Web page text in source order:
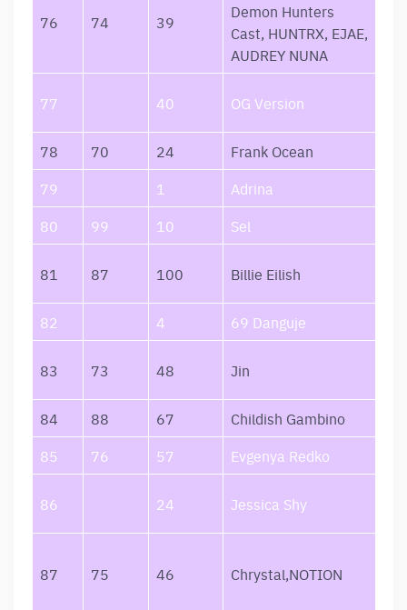
76 74 39
Demon Hunters
Cast, HUNTRX, EJAE,
AUDREY NUNA
77 40 OG Version
78
70 24 Frank Ocean
79
1 Adrina
80
99 10 Sel
81 87 100 Billie Eilish
82
4 69 Danguje
83 73 48 Jin
84
88 67 Childish Gambino
85
76 57 Evgenya Redko
86 24 Jessica Shy
87 75 46 Chrystal,NOTION